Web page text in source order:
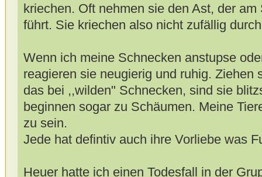
kriechen. Oft nehmen sie den Ast, der
führt. Sie kriechen also nicht zufällig
Wenn ich meine Schnecken anstupse
reagieren sie neugierig und ruhig. Ziehen
das bei ,,wilden" Schnecken, sind sie
beginnen sogar zu Schäumen. Meine
zu sein.
Jede hat defintiv auch ihre Vorliebe was
Heuer hatte ich einen Todesfall in der